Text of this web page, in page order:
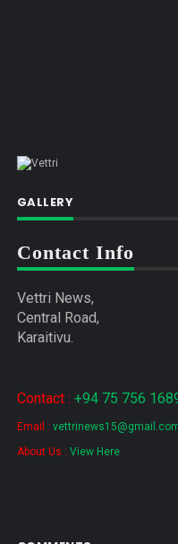
GALLERY
Contact Info
Vettri News,
Central Road,
Karaitivu.
Contact : +94 75 756
Email :
About Us : View Here